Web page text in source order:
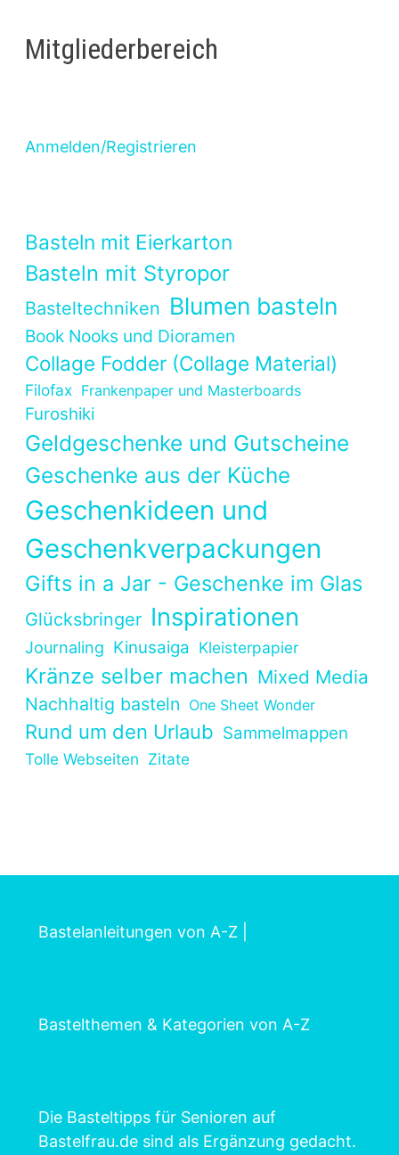
Mitgliederbereich
Anmelden/Registrieren
Basteln mit Eierkarton
Basteln mit Styropor
Basteltechniken Blumen basteln
Book Nooks und Dioramen
Collage Fodder (Collage Material)
Filofax Frankenpaper und Masterboards
Furoshiki
Geldgeschenke und Gutscheine
Geschenke aus der Küche
Geschenkideen und
Geschenkverpackungen
Gifts in a Jar - Geschenke im Glas
Glücksbringer Inspirationen
Journaling Kinusaiga Kleisterpapier
Kränze selber machen Mixed Media
Nachhaltig basteln One Sheet Wonder
Rund um den Urlaub Sammelmappen
Tolle Webseiten Zitate
Bastelanleitungen von A-Z
Bastelthemen & Kategorien von A-Z
Die Basteltipps für Senioren auf
Bastelfrau.de sind als Ergänzung gedacht.